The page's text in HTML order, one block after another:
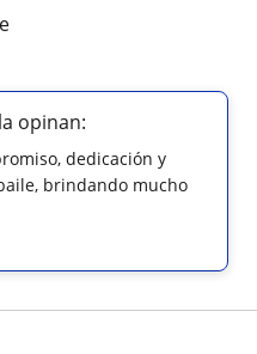
opinan:
dedicación y
brindando mucho